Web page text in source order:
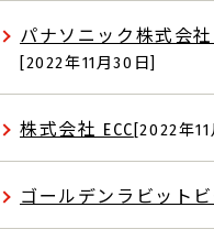
パナソニック株式会
[2022年11月30日]
株式会社 ECC [2022年11
ゴールデンラビット